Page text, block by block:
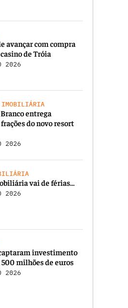
avançar com compra
de Tróia
2026
IMOBILIÁRIA
entrega
do novo resort
2026
vai de férias…
2026
investimento
milhões de euros
2026